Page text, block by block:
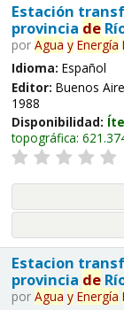
Estación
provincia de
por Agua y Energía
Idioma: Español
Editor: Buenos
1988
Disponibilidad:
topográfica:
Estacion
provincia de
por Agua y Energía